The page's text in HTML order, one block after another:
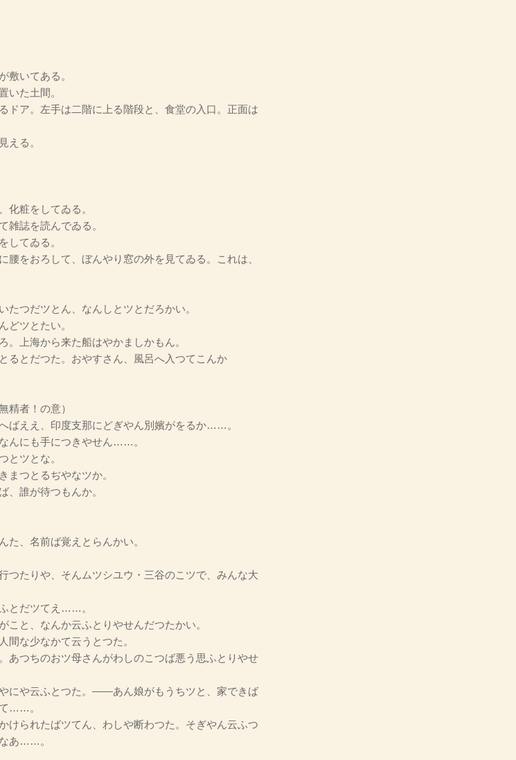
いてある。
いた土間。
ドア。左手は二階に上る階段と、食堂の入口。正面は
える。
化粧をしてゐる。
雑誌を読んでゐる。
してゐる。
腰をおろして、ぼんやり窓の外を見てゐる。これは、
つだツとん、なんしとツとだろかい。
ツとたい。
上海から来た船はやかましかもん。
とだつた。おやすさん、風呂へ入つてこんか
者！の意）
ええ、印度支那にどぎやん別嬪がをるか……。
にも手につきやせん……。
ツとな。
つとるぢやなツか。
誰が待つもんか。
、名前ば覚えとらんかい。
たりや、そんムツシユウ・三谷のこツで、みんな大
とだツてえ……。
と、なんか云ふとりやせんだつたかい。
な少なかて云うとつた。
つちのおツ母さんがわしのこつば悪う思ふとりやせ
や云ふとつた。――あん娘がもうちツと、家できば
……。
られたばツてん、わしや断わつた。そぎやん云ふつ
あ……。